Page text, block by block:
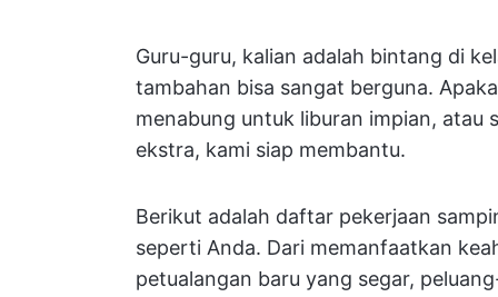
Guru-guru, kalian adalah bintang di
tambahan bisa sangat berguna.
menabung untuk liburan impian, atau
ekstra, kami siap membantu.
Berikut adalah daftar pekerjaan
seperti Anda. Dari memanfaatkan
petualangan baru yang segar,